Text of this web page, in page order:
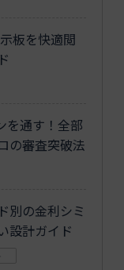
板を快適閲
を通す！全部
の審査突破法
別の金利シミ
設計ガイド